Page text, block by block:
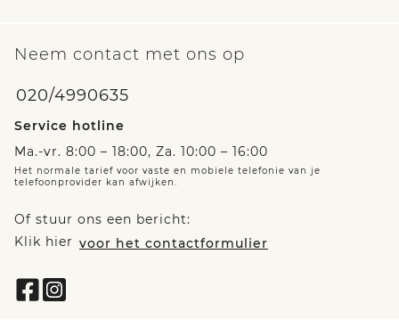
Neem contact met ons op
020/4990635
Service hotline
Ma.-vr. 8:00 – 18:00, Za. 10:00 – 16:00
Het normale tarief voor vaste en mobiele telefonie van je
telefoonprovider kan afwijken.
Of stuur ons een bericht:
Klik hier voor het contactformulier